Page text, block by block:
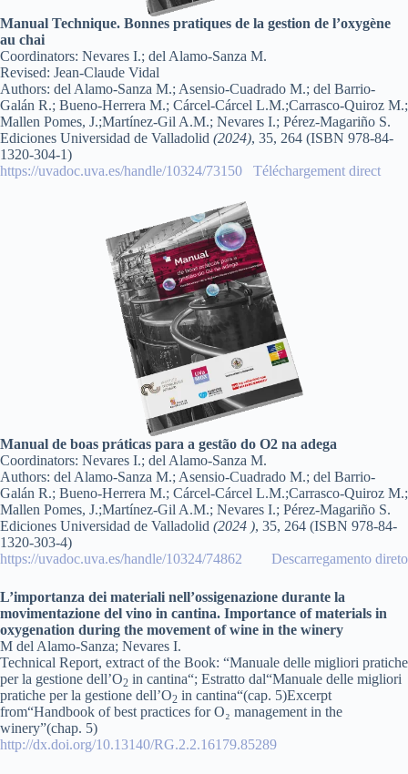
Manual Technique. Bonnes pratiques de la gestion de l’oxygène
au chai
Coordinators: Nevares I.; del Alamo-Sanza M.
Revised: Jean-Claude Vidal
Authors: del Alamo-Sanza M.; Asensio-Cuadrado M.; del Barrio-
Galán R.; Bueno-Herrera M.; Cárcel-Cárcel L.M.;Carrasco-Quiroz M.;
Mallen Pomes, J.;Martínez-Gil A.M.; Nevares I.; Pérez-Magariño S.
Ediciones Universidad de Valladolid (2024), 35, 264 (ISBN 978-84-
1320-304-1)
https://uvadoc.uva.es/handle/10324/73150
Téléchargement direct
Manual de boas práticas para a gestão do O2 na adega
Coordinators: Nevares I.; del Alamo-Sanza M.
Authors: del Alamo-Sanza M.; Asensio-Cuadrado M.; del Barrio-
Galán R.; Bueno-Herrera M.; Cárcel-Cárcel L.M.;Carrasco-Quiroz M.;
Mallen Pomes, J.;Martínez-Gil A.M.; Nevares I.; Pérez-Magariño S.
Ediciones Universidad de Valladolid (2024 ), 35, 264 (ISBN 978-84-
1320-303-4)
https://uvadoc.uva.es/handle/10324/74862
Descarregamento direto
L’importanza dei materiali nell’ossigenazione durante la
movimentazione del vino in cantina. Importance of materials in
oxygenation during the movement of wine in the winery
M del Alamo-Sanza; Nevares I.
Technical Report, extract of the Book: “Manuale delle migliori pratiche
per la gestione dell’O2 in cantina“; Estratto dal“Manuale delle migliori
pratiche per la gestione dell’O2 in cantina“(cap. 5)Excerpt
from“Handbook of best practices for O₂ management in the
winery”(chap. 5)
http://dx.doi.org/10.13140/RG.2.2.16179.85289